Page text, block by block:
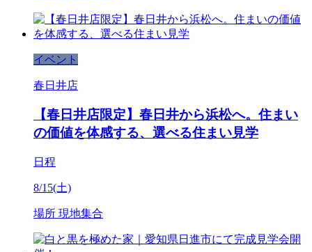
イベント
春日井店
【春日井店限定】春日井から浜松へ。住まい
の価値を体感する、選べる住まい見学
日程
8/15(土)
場所 現地集合